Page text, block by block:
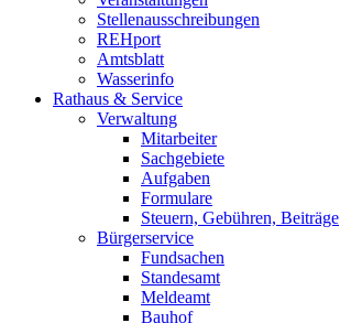
Stellenausschreibungen
REHport
Amtsblatt
Wasserinfo
Rathaus & Service
Verwaltung
Mitarbeiter
Sachgebiete
Aufgaben
Formulare
Steuern, Gebühren, Beiträge
Bürgerservice
Fundsachen
Standesamt
Meldeamt
Bauhof